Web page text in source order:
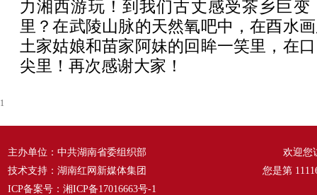
力湘西游玩！到我们古丈感受茶乡巨
里？在武陵山脉的天然氧吧中，在酉水
土家姑娘和苗家阿妹的回眸一笑里，在
尖里！再次感谢大家！
1
主办单位：中共湖南省委组织部
技术支持：湖南红网新媒体集团
ICP备案号： 湘ICP备17016663号-1
欢迎您
您是第